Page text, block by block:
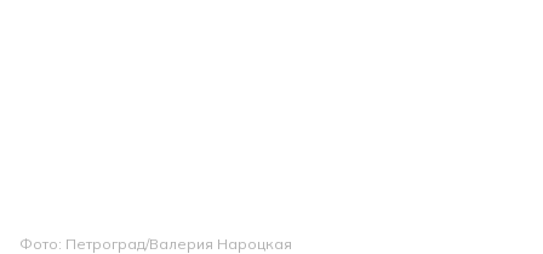
Фото: Петроград/Валерия Нароцкая